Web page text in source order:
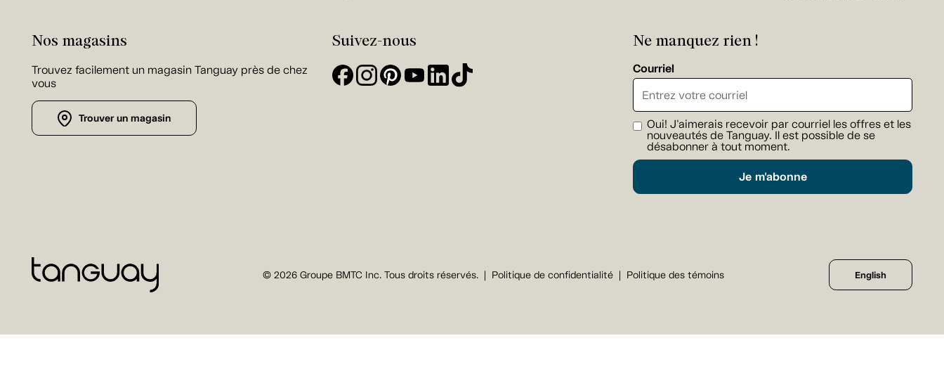
Nos magasins
Trouvez facilement un magasin Tanguay près de chez
vous
Trouver un magasin
Suivez-nous Ne manquez rien !
Courriel
Oui! J'aimerais recevoir par courriel les offres et les
nouveautés de Tanguay. Il est possible de se
désabonner à tout moment.
Je m'abonne
© 2026 Groupe BMTC Inc. Tous droits réservés. Politique de confidentialité Politique des témoins English